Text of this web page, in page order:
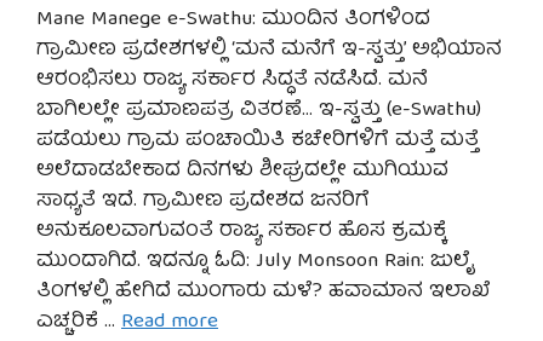
Mane Manege e-Swathu: ಮುಂದಿನ ತಿಂಗಳಿಂದ
ಗ್ರಾಮೀಣ ಪ್ರದೇಶಗಳಲ್ಲಿ ‘ಮನೆ ಮನೆಗೆ ಇ-ಸ್ವತ್ತು’ ಅಭಿಯಾನ
ಆರಂಭಿಸಲು ರಾಜ್ಯ ಸರ್ಕಾರ ಸಿದ್ಧತೆ ನಡೆಸಿದೆ. ಮನೆ
ಬಾಗಿಲಲ್ಲೇ ಪ್ರಮಾಣಪತ್ರ ವಿತರಣೆ… ಇ-ಸ್ವತ್ತು (e-Swathu)
ಪಡೆಯಲು ಗ್ರಾಮ ಪಂಚಾಯಿತಿ ಕಚೇರಿಗಳಿಗೆ ಮತ್ತೆ ಮತ್ತೆ
ಅಲೆದಾಡಬೇಕಾದ ದಿನಗಳು ಶೀಘ್ರದಲ್ಲೇ ಮುಗಿಯುವ
ಸಾಧ್ಯತೆ ಇದೆ. ಗ್ರಾಮೀಣ ಪ್ರದೇಶದ ಜನರಿಗೆ
ಅನುಕೂಲವಾಗುವಂತೆ ರಾಜ್ಯ ಸರ್ಕಾರ ಹೊಸ ಕ್ರಮಕ್ಕೆ
ಮುಂದಾಗಿದೆ. ಇದನ್ನೂ ಓದಿ: July Monsoon Rain: ಜುಲೈ
ತಿಂಗಳಲ್ಲಿ ಹೇಗಿದೆ ಮುಂಗಾರು ಮಳೆ? ಹವಾಮಾನ ಇಲಾಖೆ
ಎಚ್ಚರಿಕೆ … Read more